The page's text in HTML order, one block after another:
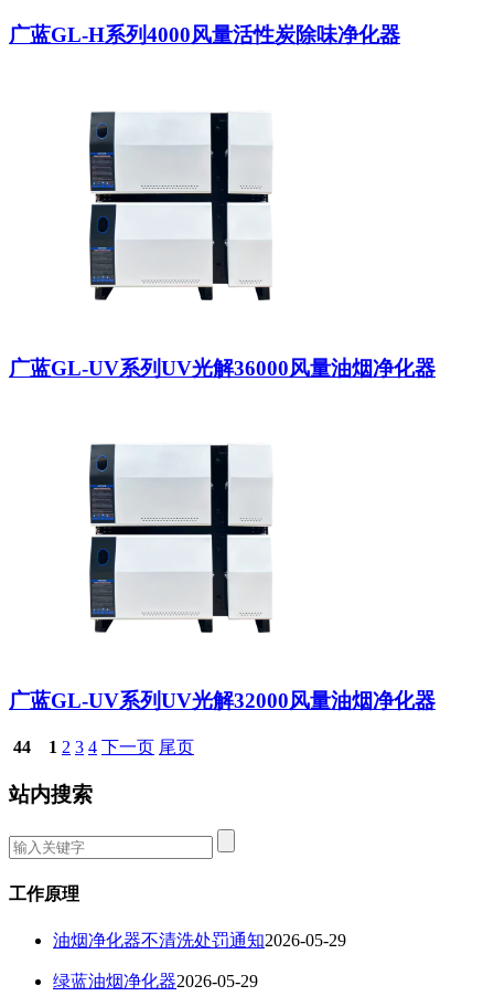
广蓝GL-H系列4000风量活性炭除味净化器
广蓝GL-UV系列UV光解36000风量油烟净化器
广蓝GL-UV系列UV光解32000风量油烟净化器
44 1 2 3 4 下一页 尾页
站内搜索
工作原理
油烟净化器不清洗处罚通知2026-05-29
绿蓝油烟净化器2026-05-29